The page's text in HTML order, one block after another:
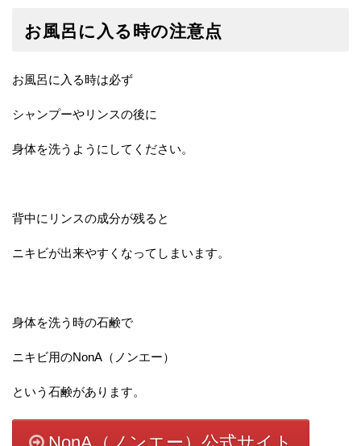
お風呂に入る時の注意点
お風呂に入る時は必ず
シャンプーやリンスの後に
身体を洗うようにしてください。
背中にリンスの成分が残ると
ニキビが出来やすくなってしまいます。
身体を洗う時の石鹸で
ニキビ用のNonA（ノンエー）
という石鹸があります。